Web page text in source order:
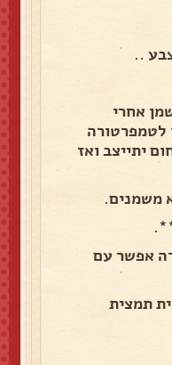
..
אחרי
לטמפרטורה
יתייצב ואז
משמנים.
אפשר עם
תמצית